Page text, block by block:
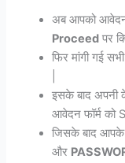
अब आपको आवेदन
Proceed पर
फिर मांगी गई
इसके बाद
आवेदन फॉर्म को
जिसके बाद आपके
और